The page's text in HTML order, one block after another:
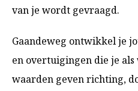
van je wordt gevraagd.
Gaandeweg ontwikkel je
en overtuigingen die je als
waarden geven richting,